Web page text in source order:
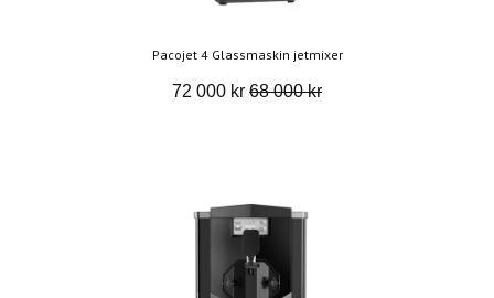
Pacojet 4 Glassmaskin jetmixer
72 000 kr 68 000 kr